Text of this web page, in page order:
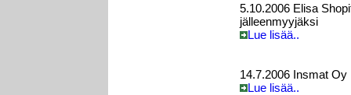
5.10.2006 Elisa
jälleenmyyjäksi
Lue lisää..
14.7.2006 Insmat
Lue lisää..